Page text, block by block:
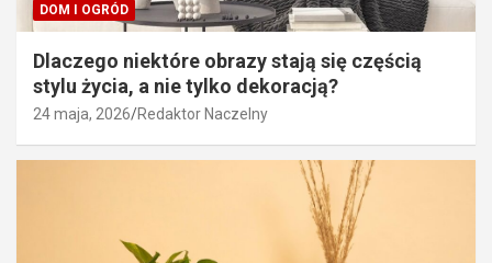
DOM I OGRÓD
Dlaczego niektóre obrazy stają się częścią
stylu życia, a nie tylko dekoracją?
24 maja, 2026 Redaktor Naczelny